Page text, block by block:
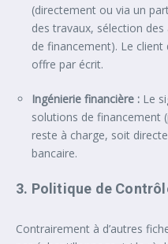
(directement ou via un
des travaux, sélection
de financement). Le
offre par écrit.
Ingénierie financière : Le
solutions de financement
reste à charge, soit
bancaire.
3. Politique de
Contrairement à d’autres